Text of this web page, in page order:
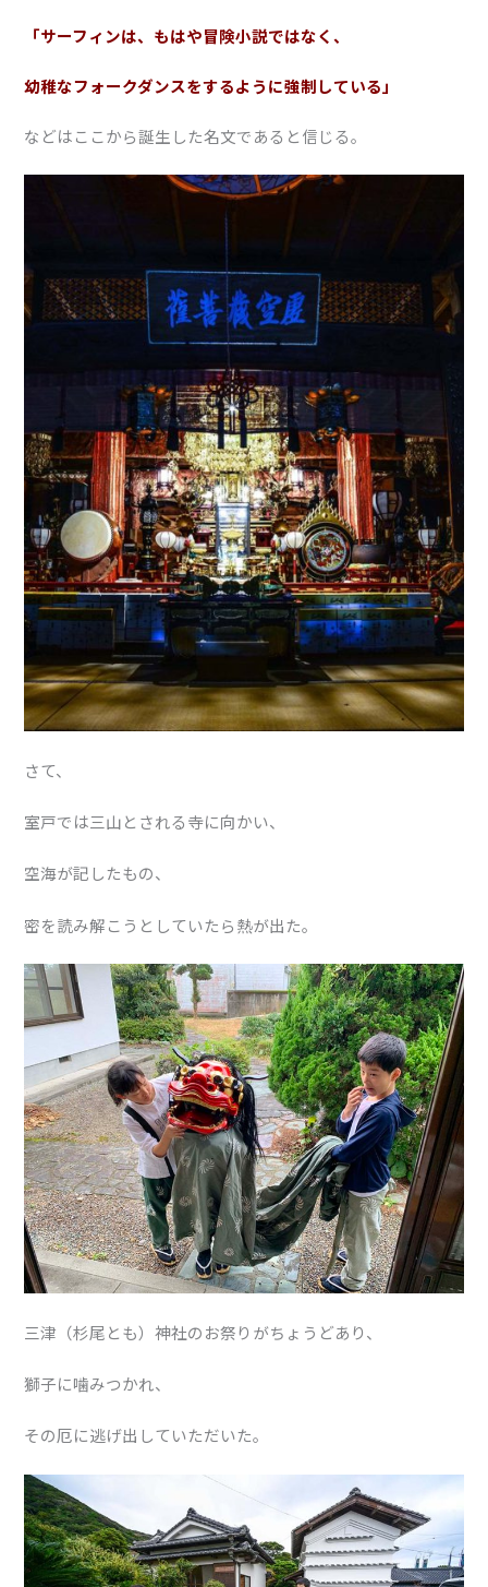
「サーフィンは、もはや冒険小説ではなく、
幼稚なフォークダンスをするように強制している」
などはここから誕生した名文であると信じる。
さて、
室戸では三山とされる寺に向かい、
空海が記したもの、
密を読み解こうとしていたら熱が出た。
三津（杉尾とも）神社のお祭りがちょうどあり、
獅子に噛みつかれ、
その厄に逃げ出していただいた。